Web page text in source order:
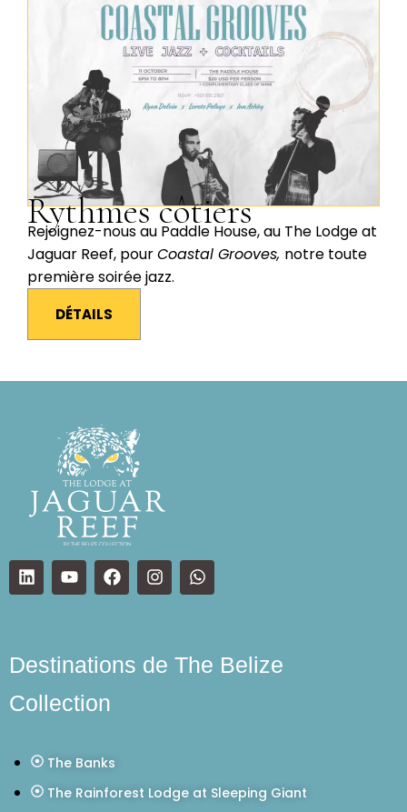
Rythmes côtiers
Rejoignez-nous au Paddle House, au The Lodge at
Jaguar Reef, pourCoastal Grooves, notre toute
première soirée jazz.
DÉTAILS
Destinations de The Belize
Collection
The Banks
The Rainforest Lodge at Sleeping Giant